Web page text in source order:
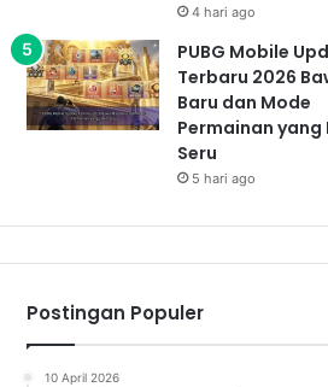
4 hari ago
PUBG Mobile
Terbaru 2026
Baru dan Mode
Permainan yang
Seru
5 hari ago
Postingan Populer
10 April 2026